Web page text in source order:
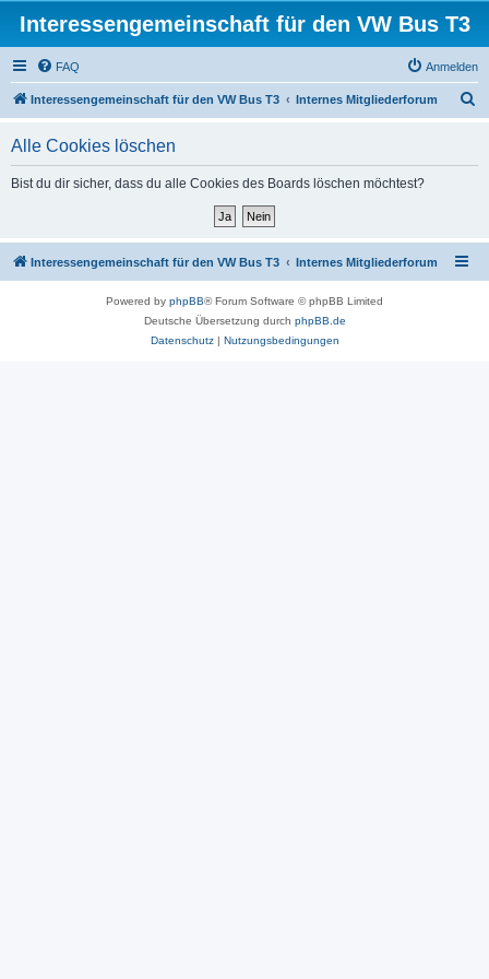
Interessengemeinschaft für den VW Bus T3
FAQ Anmelden
Interessengemeinschaft für den VW Bus T3 Internes Mitgliederforum
Alle Cookies löschen
Bist du dir sicher, dass du alle Cookies des Boards löschen möchtest?
Interessengemeinschaft für den VW Bus T3 Internes Mitgliederforum
Powered by phpBB® Forum Software © phpBB Limited
Deutsche Übersetzung durch phpBB.de
Datenschutz| Nutzungsbedingungen